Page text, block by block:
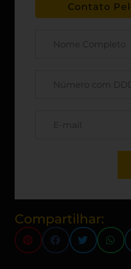
Contato
Compartilhar: